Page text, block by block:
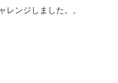
レンジしました。。